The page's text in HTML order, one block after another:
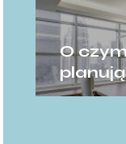
O
domu?